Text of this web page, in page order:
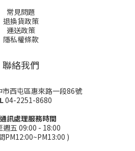
常見問題
退換貨政策
運送政策
隱私權條款
聯絡我們
市西屯區惠來路一段86號
04-2251-8680
訊處理服務時間
週五 09:00 - 18:00
PM12:00~PM13:00 )